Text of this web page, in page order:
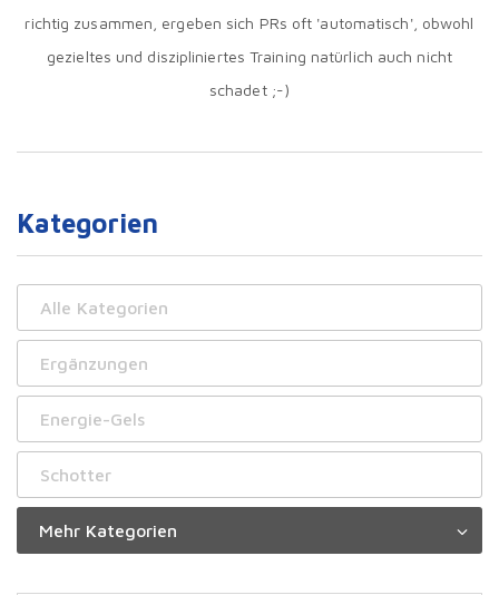
Kategorien
Alle Kategorien
Ergänzungen
Energie-Gels
Schotter
richtig zusammen, ergeben sich PRs oft 'automatisch', obwohl
gezieltes und diszipliniertes Training natürlich auch nicht
schadet ;-)